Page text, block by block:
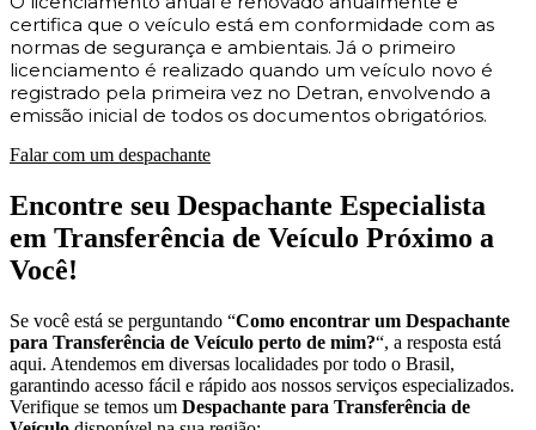
certifica que o veículo está em conformidade com as
normas de segurança e ambientais. Já o primeiro
licenciamento é realizado quando um veículo novo é
registrado pela primeira vez no Detran, envolvendo a
emissão inicial de todos os documentos obrigatórios.
Falar com um despachante
Encontre seu Despachante Especialista
em Transferência de Veículo Próximo a
Você!
Se você está se perguntando “Como encontrar um Despachante
para Transferência de Veículo perto de mim?“, a resposta está
aqui. Atendemos em diversas localidades por todo o Brasil,
garantindo acesso fácil e rápido aos nossos serviços especializados.
Verifique se temos um Despachante para Transferência de